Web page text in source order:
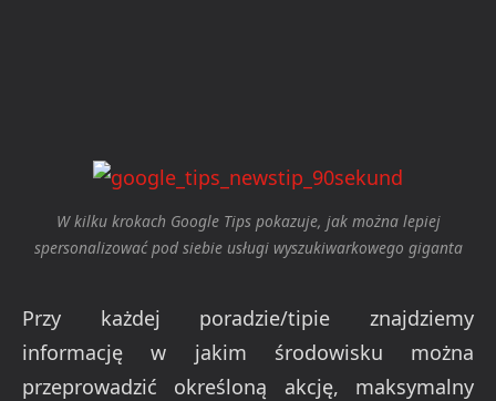
W kilku krokach Google Tips pokazuje, jak można lepiej
spersonalizować pod siebie usługi wyszukiwarkowego giganta
Przy każdej poradzie/tipie znajdziemy
informację w jakim środowisku można
przeprowadzić określoną akcję, maksymalny